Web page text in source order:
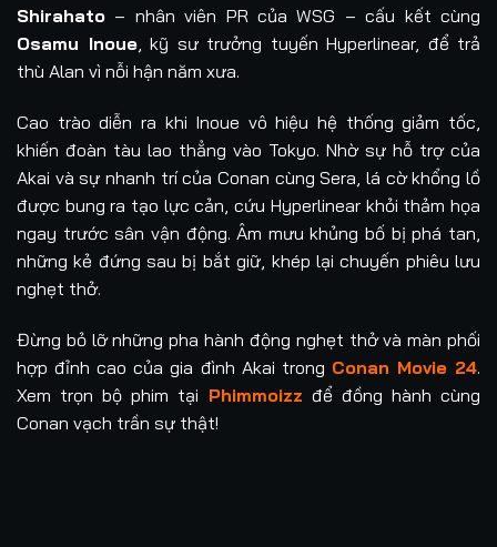
Shirahato – nhân viên PR của WSG – cấu kết cùng
Osamu Inoue, kỹ sư trưởng tuyến Hyperlinear, để trả
thù Alan vì nỗi hận năm xưa.
Cao trào diễn ra khi Inoue vô hiệu hệ thống giảm tốc,
khiến đoàn tàu lao thẳng vào Tokyo. Nhờ sự hỗ trợ của
Akai và sự nhanh trí của Conan cùng Sera, lá cờ khổng lồ
được bung ra tạo lực cản, cứu Hyperlinear khỏi thảm họa
ngay trước sân vận động. Âm mưu khủng bố bị phá tan,
những kẻ đứng sau bị bắt giữ, khép lại chuyến phiêu lưu
nghẹt thở.
Đừng bỏ lỡ những pha hành động nghẹt thở và màn phối
hợp đỉnh cao của gia đình Akai trong Conan Movie 24.
Xem trọn bộ phim tại Phimmoizz để đồng hành cùng
Conan vạch trần sự thật!